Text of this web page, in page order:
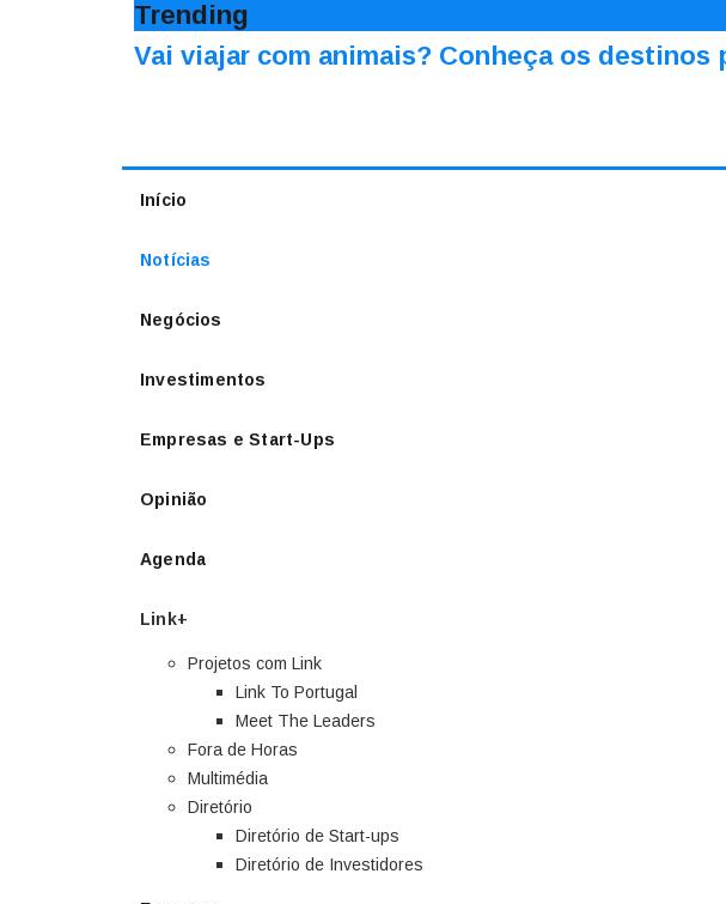
Trending
Vai viajar com animais? Conheça os
Início
Notícias
Negócios
Investimentos
Empresas e Start-Ups
Opinião
Agenda
Link+
Projetos com Link
Link To Portugal
Meet The Leaders
Fora de Horas
Multimédia
Diretório
Diretório de Start-ups
Diretório de Investidores